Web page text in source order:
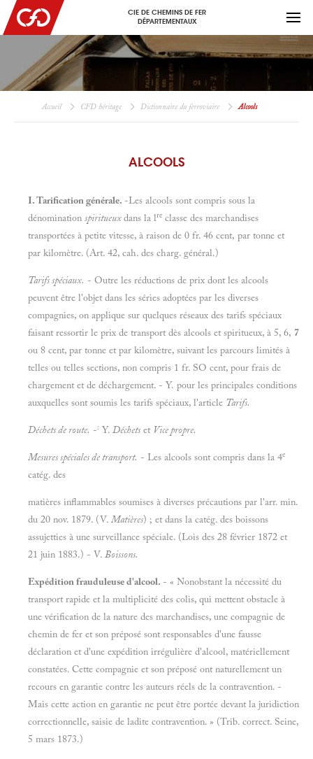
CIE DE CHEMINS DE FER
DÉPARTEMENTAUX
Accueil CFD héritage Dictionnaire du ferroviaire Alcools
ALCOOLS
I. Tarification générale. -Les alcools sont compris sous la
dénomination spiritueuxdans la lre classe des marchandises
transportées à petite vitesse, à raison de 0 fr. 46 cent, par tonne et
par kilomètre. (Art. 42, cah. des charg. général.)
Tarifs spéciaux. - Outre les réductions de prix dont les alcools
peuvent être l'objet dans les séries adoptées par les diverses
compagnies, on applique sur quelques réseaux des tarifs spéciaux
faisant ressortir le prix de transport dès alcools et spiritueux, à 5, 6, 7
ou 8 cent, par tonne et par kilomètre, suivant les parcours limités à
telles ou telles sections, non compris 1 fr. SO cent, pour frais de
chargement et de déchargement. - Y. pour les principales conditions
auxquelles sont soumis les tarifs spéciaux, l'article Tarifs.
Déchets de route. -: Y. Déchets et Vice propre.
Mesures spéciales de transport. - Les alcools sont compris dans la 4e
catég. des
matières inflammables soumises à diverses précautions par l'arr. min.
du 20 nov. 1879. (V. Matières) ; et dans la catég. des boissons
assujetties à une surveillance spéciale. (Lois des 28 février 1872 et
21 juin 1883.) - V. Boissons.
Expédition frauduleuse d'alcool. - « Nonobstant la nécessité du
transport rapide et la multiplicité des colis, qui mettent obstacle à
une vérification de la nature des marchandises, une compagnie de
chemin de fer et son préposé sont responsables d'une fausse
déclaration et d'une expédition irrégulière d'alcool, matériellement
constatées. Cette compagnie et son préposé ont naturellement un
recours en garantie contre les auteurs réels de la contravention. -
Mais cette action en garantie ne peut être portée devant la juridiction
correctionnelle, saisie de ladite contravention. » (Trib. correct. Seine,
5 mars 1873.)